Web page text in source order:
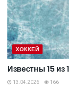
ХОККЕЙ
Известны 15 из
13.04.2026 166